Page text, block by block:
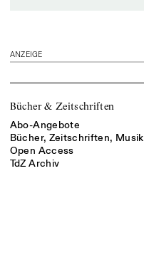
ANZEIGE
Bücher & Zeitschriften
Abo-Angebote
Bücher, Zeitschriften, Musik
Open Access
TdZ Archiv